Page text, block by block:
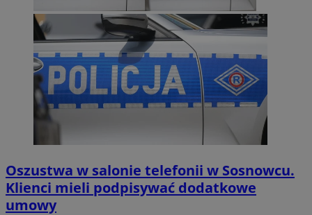
Oszustwa w salonie telefonii w Sosnowcu.
Klienci mieli podpisywać dodatkowe
umowy